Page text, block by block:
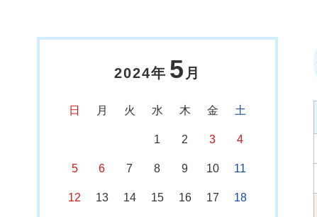
2024年 5 月
日 月 火 水 木 金 土
1 2 3 4
5 6 7 8 9 10 11
12 13 14 15 16 17 18